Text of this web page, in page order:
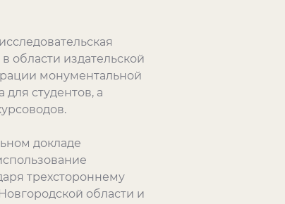
области издательской
монументальной
студентов, а
докладе
трехстороннему
области и